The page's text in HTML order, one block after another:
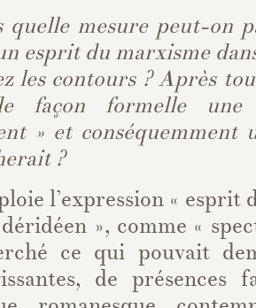
quelle mesure peut-on
esprit du marxisme
les contours ? Après
façon formelle une
» et conséquemment
?
l’expression « esprit
», comme «
ce qui pouvait
de présences